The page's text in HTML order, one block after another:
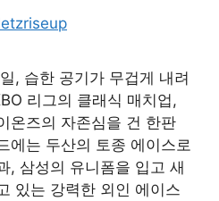
, 습한 공기가 무겁게 내려
리그의 클래식 매치업,
온즈의 자존심을 건 한판
에는 두산의 토종 에이스로
, 삼성의 유니폼을 입고 새
있는 강력한 외인 에이스